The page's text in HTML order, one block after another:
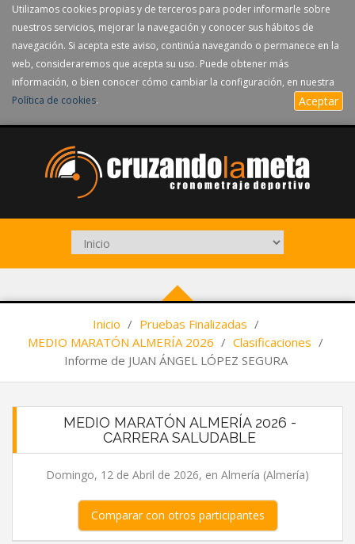
Utilizamos cookies propias y de terceros para poder informarle sobre
nuestros servicios, mejorar la navegación y conocer sus hábitos de
navegación. Si acepta este aviso, continúa navegando o permanece en la
web, consideraremos que acepta su uso. Puede obtener más
información, o bien conocer cómo cambiar la configuración, en nuestra
Política de cookies. Aceptar
Inicio / Pruebas Finalizadas /
MEDIO MARATÓN ALMERÍA 2026 / Clasificaciones /
Informe de JUAN ÁNGEL LÓPEZ SEGURA
MEDIO MARATÓN ALMERÍA 2026 -
CARRERA SALUDABLE
Domingo, 12 de Abril de 2026, en Almería (Almería)
Comparar con otros participantes